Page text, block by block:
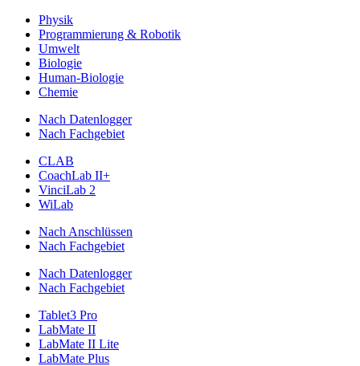
Physik
Programmierung & Robotik
Umwelt
Biologie
Human-Biologie
Chemie
Nach Datenlogger
Nach Fachgebiet
CLAB
CoachLab II+
VinciLab 2
WiLab
Nach Anschlüssen
Nach Fachgebiet
Nach Datenlogger
Nach Fachgebiet
Tablet3 Pro
LabMate II
LabMate II Lite
LabMate Plus